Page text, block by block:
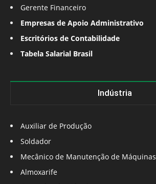
Gerente Financeiro
Empresas de Apoio Administrativo
Escritórios de Contabilidade
Tabela Salarial Brasil
Indústria
Auxiliar de Produção
Soldador
Mecânico de Manutenção de Máquinas
Almoxarife